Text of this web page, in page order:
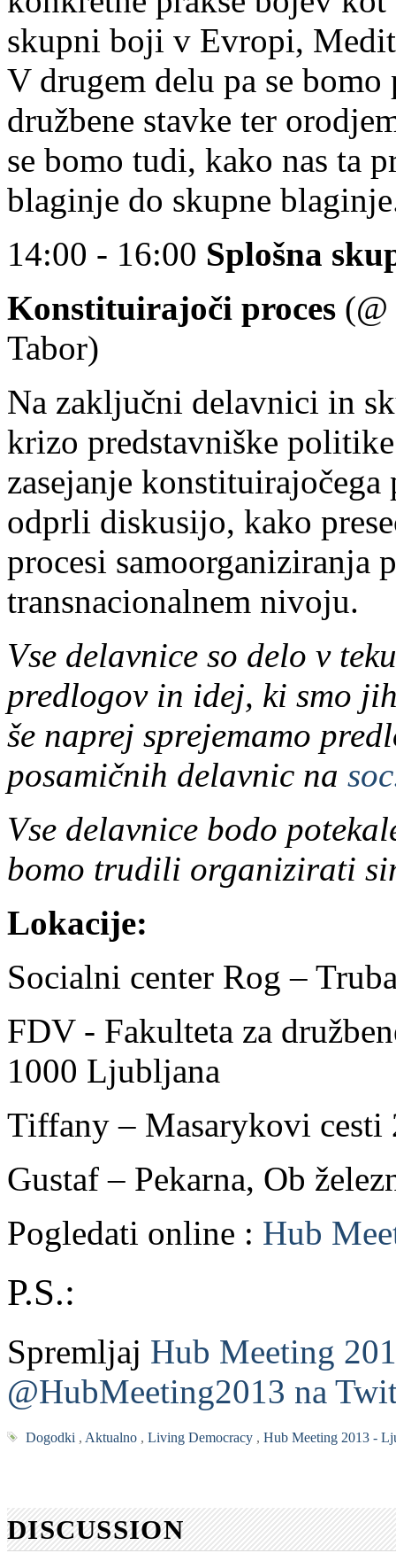
skupni boji v Evropi,
V drugem delu pa se
družbene stavke ter
se bomo tudi, kako nas ta
blaginje do skupne
14:00 - 16:00 Splošna
Konstituirajoči proces
Tabor)
Na zaključni delavnici in
krizo predstavniške
zasejanje
odprli diskusijo, kako
procesi samoorganiziranja
transnacionalnem nivoju.
Vse delavnice so delo v
predlogov in idej, ki smo
še naprej sprejemamo
posamičnih delavnic na
Vse delavnice bodo
bomo trudili organizirati
Lokacije:
Socialni center Rog –
FDV - Fakulteta za
1000 Ljubljana
Tiffany – Masarykovi cesti
Gustaf – Pekarna, Ob
Pogledati online : Hub
P.S.:
Spremljaj Hub Meeting
@HubMeeting2013 na
Dogodki , Aktualno, Living Democracy, Hub Meeting 2013 -
DISCUSSION